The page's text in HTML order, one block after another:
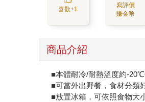
喜歡+1
寫評價
賺金幣
商品介紹
■本體耐冷/耐熱溫度約-
■可當外出野餐，食材分類
■放置冰箱，可依照食物大